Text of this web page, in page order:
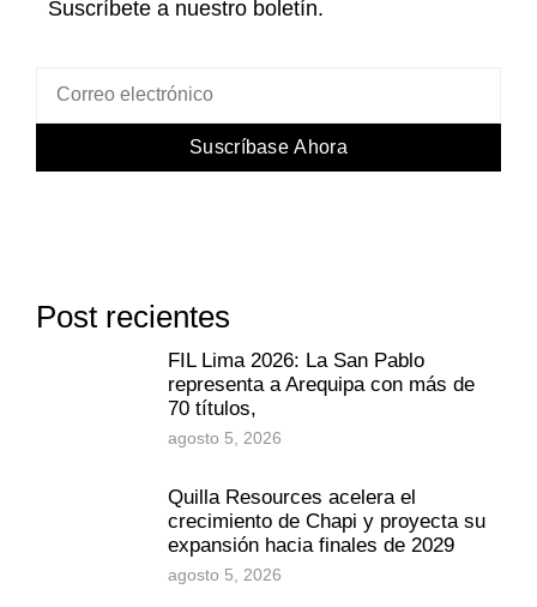
Suscríbete a nuestro boletín.
Suscríbase Ahora
Post recientes
FIL Lima 2026: La San Pablo
representa a Arequipa con más de
70 títulos,
agosto 5, 2026
Quilla Resources acelera el
crecimiento de Chapi y proyecta su
expansión hacia finales de 2029
agosto 5, 2026